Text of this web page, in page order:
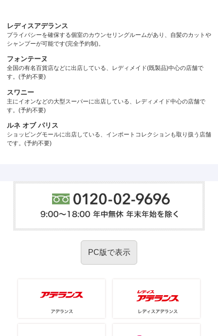
レディスアデランス
プライバシーを確保する個室のカウンセリングルームがあり、自髪のカットや
シャンプーが可能です(完全予約制)。
フォンテーヌ
全国の有名百貨店などに出店している、レディメイド(既製品)中心の店舗で
す。(予約不要)
スワニー
主にイオンなどの大型スーパーに出店している、レディメイド中心の店舗で
す。(予約不要)
ルネ オブ パリス
ショッピングモールに出店している、インポートコレクションも取り扱う店舗
です。(予約不要)
PC版で表示